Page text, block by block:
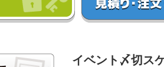
イベント〆切ス